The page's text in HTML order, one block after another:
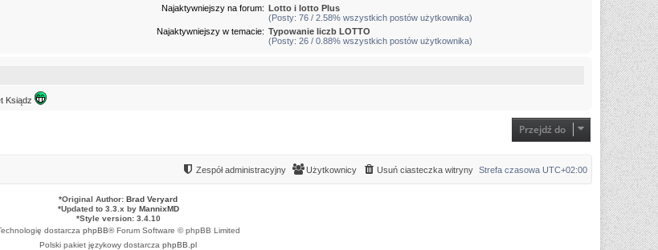
Najaktywniejszy na forum: Lotto i lotto Plus
(Posty: 76 / 2.58% wszystkich postów użytkownika)
Najaktywniejszy w temacie: Typowanie liczb LOTTO
(Posty: 26 / 0.88% wszystkich postów użytkownika)
Ksiądz
Przejdź do
Strefa czasowa UTC+02:00
Usuń ciasteczka witryny
Użytkownicy
Zespół administracyjny
*Original Author: Brad Veryard
*Updated to 3.3.x by MannixMD
*Style version: 3.4.10
dostarcza phpBB® Forum Software © phpBB Limited
Polski pakiet językowy dostarcza phpBB.pl